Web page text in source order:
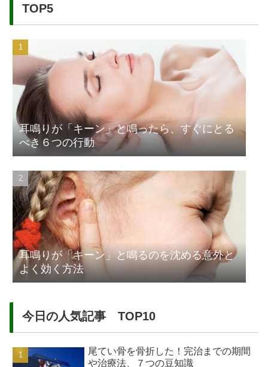
TOP5
耳鳴りが「キーン」と鳴ったら、すぐにとる
べき６つの行動
耳鳴りが「キーン」と鳴るのを沈める意外と
よく効く方法
今日の人気記事 TOP10
尾てい骨を骨折した！完治までの期間
や治療法、７つの豆知識